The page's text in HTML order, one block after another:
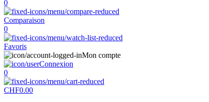
0
Comparaison
0
Favoris
Mon compte
Connexion
0
CHF0.00